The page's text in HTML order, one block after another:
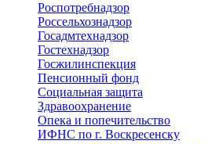
Роспотребнадзор
Россельхознадзор
Госадмтехнадзор
Гостехнадзор
Госжилинспекция
Пенсионный фонд
Социальная защита
Здравоохранение
Опека и попечительство
ИФНС по г. Воскресенску